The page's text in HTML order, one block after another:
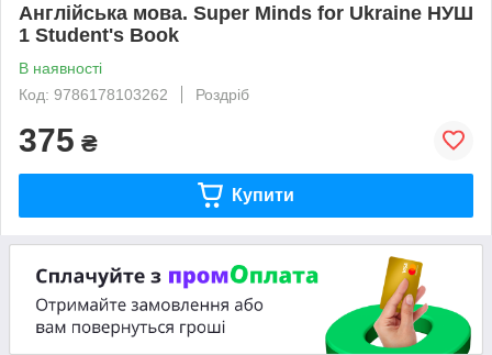
Англійська мова. Super Minds for Ukraine НУШ
1 Student's Book
В наявності
Код: 9786178103262
Роздріб
375 ₴
Купити